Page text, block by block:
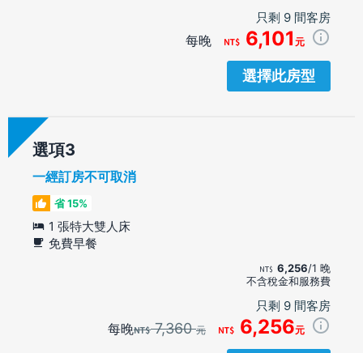
只剩 9 間客房
每晚 6,101 元
選擇此房型
選項
一經訂房不可取消
省 15%
1 張特大雙人床
免費早餐
6,256/1 晚
不含稅金和服務費
只剩 9 間客房
每晚 7,360元 6,256元